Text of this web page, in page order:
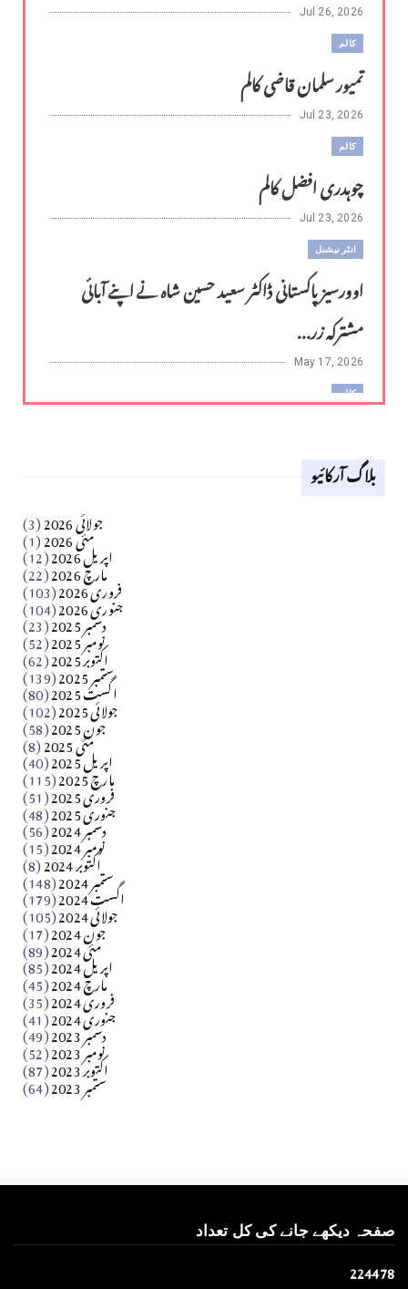
Jul 26, 2026
کالم
تمیور سلمان قاضی کالم
Jul 23, 2026
کالم
چوہدری افضل کالم
Jul 23, 2026
انٹر نیشنل
اوورسیز پاکستانی ڈاکٹر سعید حسین شاہ نے اپنے آبائی
مشترکہ زر...
May 17, 2026
کالم
Apr 18, 2026
آزاد کشمیر جیسے احتجاج کی ضرورت ہے؟ از،،، ظہیرالدین
بلاگ آرکائیو
جولائی 2026 (3) مئی 2026 (1) اپریل 2026 (12) مارچ 2026 (22) فروری 2026 (103) جنوری 2026 (104) دسمبر 2025 (23) نومبر 2025 (52) اکتوبر 2025 (62) ستمبر 2025 (139) اگست 2025 (80) جولائی 2025 (102) جون 2025 (58) مئی 2025 (8) اپریل 2025 (40) مارچ 2025 (115) فروری 2025 (51) جنوری 2025 (48) دسمبر 2024 (56) نومبر 2024 (15) اکتوبر 2024 (8) ستمبر 2024 (148) اگست 2024 (179) جولائی 2024 (105) جون 2024 (17) مئی 2024 (89) اپریل 2024 (85) مارچ 2024 (45) فروری 2024 (35) جنوری 2024 (41) دسمبر 2023 (49) نومبر 2023 (52) اکتوبر 2023 (87) ستمبر 2023 (64)
صفحہ دیکھے جانے کی کل تعداد
224478